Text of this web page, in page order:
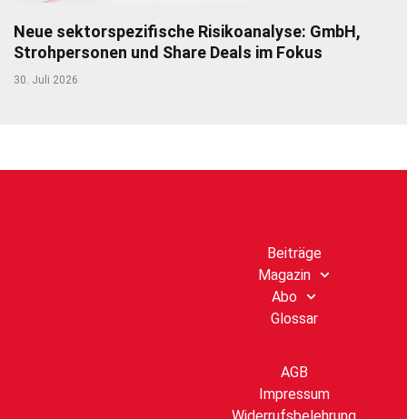
Neue sektorspezifische Risikoanalyse: GmbH,
Strohpersonen und Share Deals im Fokus
30. Juli 2026
Beiträge
Magazin
Abo
Glossar
AGB
Impressum